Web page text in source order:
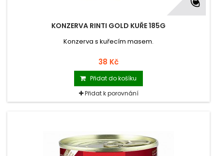
KONZERVA RINTI GOLD KUŘE 185G
Konzerva s kuřecím masem.
38 Kč
Přidat do košíku
Přidat k porovnání